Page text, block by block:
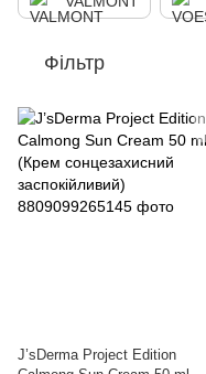
Фільтр
J’sDerma Project Edition